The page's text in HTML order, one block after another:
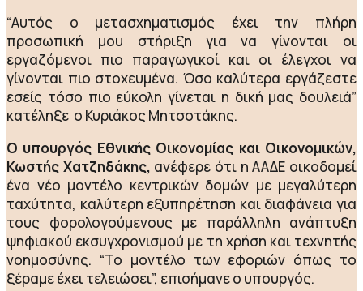
“Αυτός ο μετασχηματισμός έχει την πλήρη
προσωπική μου στήριξη για να γίνονται οι
εργαζόμενοι πιο παραγωγικοί και οι έλεγχοι να
γίνονται πιο στοχευμένα. Όσο καλύτερα εργάζεστε
εσείς τόσο πιο εύκολη γίνεται η δική μας δουλειά”
κατέληξε ο Κυριάκος Μητσοτάκης.
Ο υπουργός Εθνικής Οικονομίας και Οικονομικών,
Κωστής Χατζηδάκης, ανέφερε ότι η ΑΑΔΕ οικοδομεί
ένα νέο μοντέλο κεντρικών δομών με μεγαλύτερη
ταχύτητα, καλύτερη εξυπηρέτηση και διαφάνεια για
τους φορολογούμενους με παράλληλη ανάπτυξη
ψηφιακού εκσυγχρονισμού με τη χρήση και τεχνητής
νοημοσύνης. “Το μοντέλο των εφοριών όπως το
ξέραμε έχει τελειώσει”, επισήμανε ο υπουργός.